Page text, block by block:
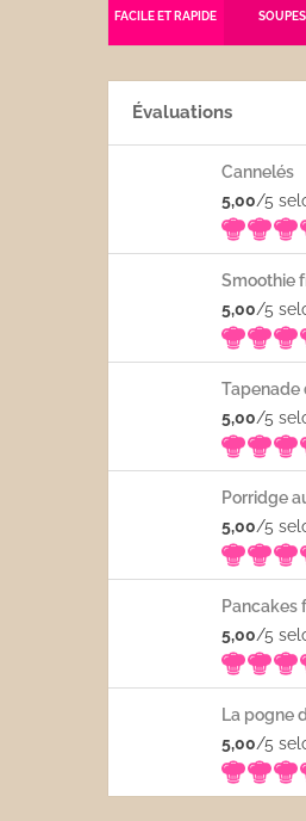
FACILE ET RAPIDE SOUPES
Évaluations
Cannelés
5,00/5
5,00/5
5,00/5
5,00/5
Pancakes
5,00/5
La pogne
5,00/5